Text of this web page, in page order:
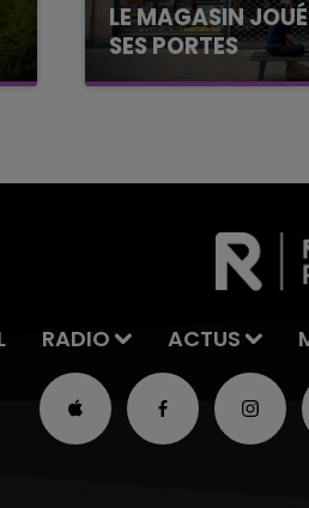
LE MAGASIN
SES PORTES
C'était l'une des
RADIO ACTUS